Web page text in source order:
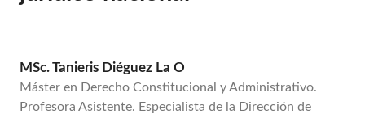
MSc. Tanieris Diéguez La O
Máster en Derecho Constitucional y Administrativo.
Profesora Asistente. Especialista de la Dirección de